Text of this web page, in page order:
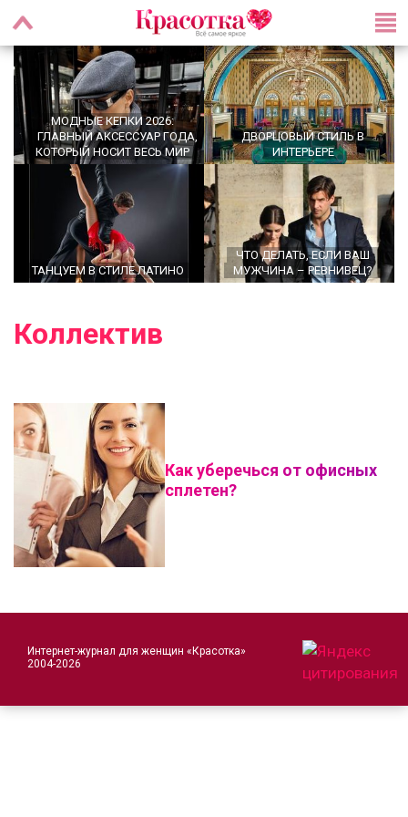
МОДНЫЕ КЕПКИ 2026:
ГЛАВНЫЙ АКСЕССУАР ГОДА,
КОТОРЫЙ НОСИТ ВЕСЬ МИР
ДВОРЦОВЫЙ СТИЛЬ В
ИНТЕРЬЕРЕ
ТАНЦУЕМ В СТИЛЕ ЛАТИНО
ЧТО ДЕЛАТЬ, ЕСЛИ ВАШ
МУЖЧИНА – РЕВНИВЕЦ?
Коллектив
Как уберечься от офисных
сплетен?
Интернет-журнал для женщин «Красотка»
2004-2026